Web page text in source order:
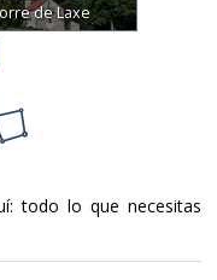
de Laxe
todo lo que necesitas